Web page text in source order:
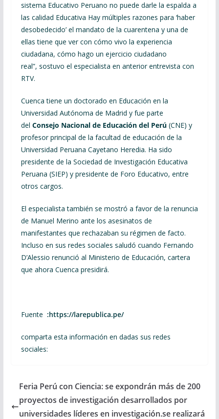
sistema Educativo Peruano no puede darle la espalda a
las calidad Educativa Hay múltiples razones para ‘haber
desobedecido’ el mandato de la cuarentena y una de
ellas tiene que ver con cómo vivo la experiencia
ciudadana, cómo hago un ejercicio ciudadano
real”, sostuvo el especialista en anterior entrevista con
RTV.
Cuenca tiene un doctorado en Educación en la
Universidad Autónoma de Madrid y fue parte
del Consejo Nacional de Educación del Perú(CNE) y
profesor principal de la facultad de educación de la
Universidad Peruana Cayetano Heredia. Ha sido
presidente de la Sociedad de Investigación Educativa
Peruana (SIEP) y presidente de Foro Educativo, entre
otros cargos.
El especialista también se mostró a favor de la renuncia
de Manuel Merino ante los asesinatos de
manifestantes que rechazaban su régimen de facto.
Incluso en sus redes sociales saludó cuando Fernando
D’Alessio renunció al Ministerio de Educación, cartera
que ahora Cuenca presidirá.
Fuente :https://larepublica.pe/
comparta esta información en dadas sus redes
sociales:
Feria Perú con Ciencia: se expondrán más de 200
proyectos de investigación desarrollados por
universidades líderes en investigación.se realizará